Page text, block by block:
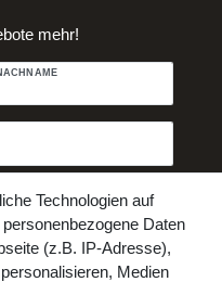
mehr!
Technologien auf
Daten
(z.B. IP-Adresse),
Medien